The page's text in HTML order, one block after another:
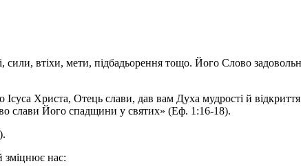
втіхи, мети, підбадьорення тощо. Його Слово
Христа, Отець слави, дав вам Духа мудрості й
слави Його спадщини у святих» (Еф. 1:16-18).
нас: